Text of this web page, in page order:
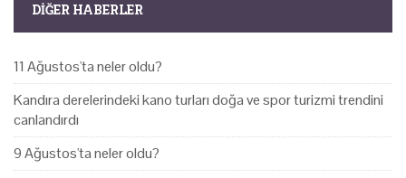
DIĞER HABERLER
11 Ağustos'ta neler oldu?
Kandıra derelerindeki kano turları doğa ve spor turizmi trendini
canlandırdı
9 Ağustos'ta neler oldu?